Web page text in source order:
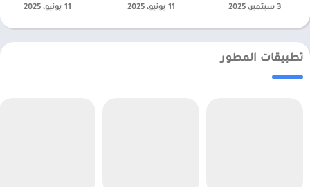
3 سبتمبر، 2025
11 يونيو، 2025
11 يونيو، 2025
تطبيقات المطور